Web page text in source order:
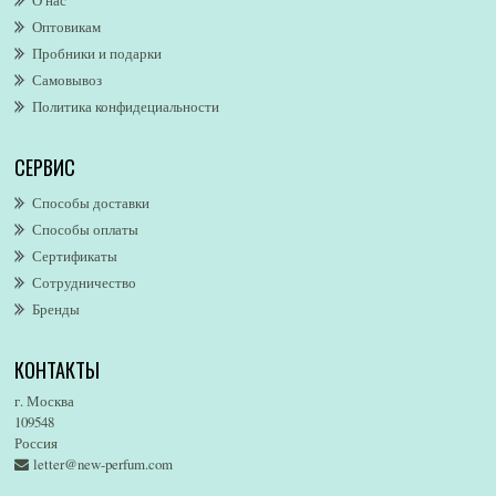
Alford & Hoff
Alfred Dunhill
Alfred Ritchy
Alfred Sung
AllSaints
Alsayad
Altaia
Alvarez Gomez
Alviero Martini
Alyson Oldoini
American Eagle
Amore Segreto
Amorino
Amouage
Оптовикам
Пробники и подарки
Самовывоз
Политика конфидециальности
СЕРВИС
Способы доставки
Способы оплаты
Сертификаты
Сотрудничество
Бренды
КОНТАКТЫ
г. Москва
109548
Россия
letter@new-perfum.com